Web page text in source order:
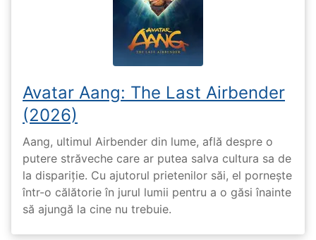
Avatar Aang: The Last Airbender
(2026)
Aang, ultimul Airbender din lume, află despre o
putere străveche care ar putea salva cultura sa de
la dispariție. Cu ajutorul prietenilor săi, el pornește
într-o călătorie în jurul lumii pentru a o găsi înainte
să ajungă la cine nu trebuie.